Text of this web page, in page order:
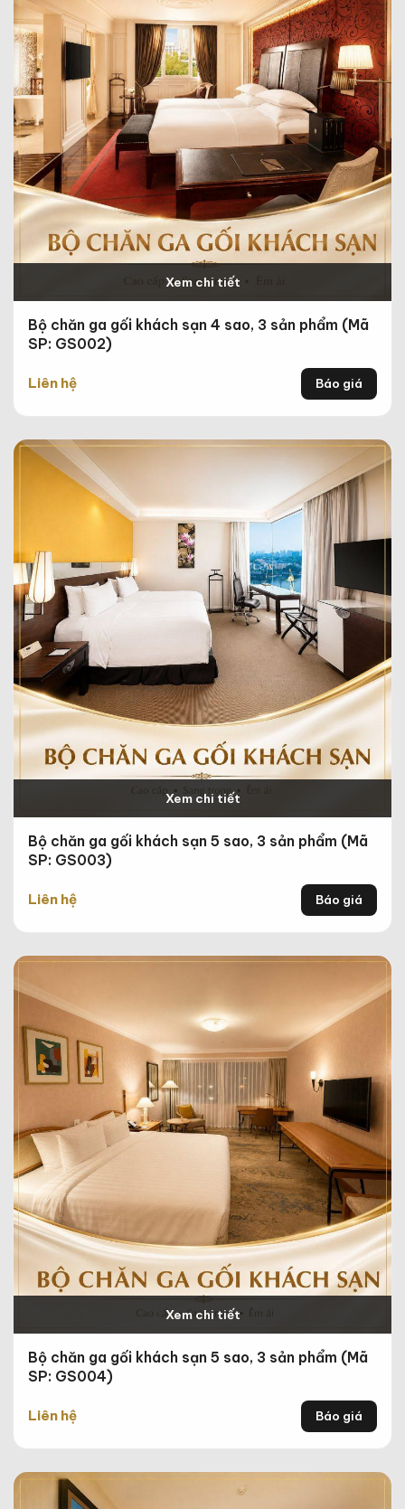
Xem chi tiết
Bộ chăn ga gối khách sạn 4 sao, 3 sản phẩm (Mã
SP: GS002)
Liên hệ Báo giá
Xem chi tiết
Bộ chăn ga gối khách sạn 5 sao, 3 sản phẩm (Mã
SP: GS003)
Liên hệ Báo giá
Xem chi tiết
Bộ chăn ga gối khách sạn 5 sao, 3 sản phẩm (Mã
SP: GS004)
Liên hệ Báo giá